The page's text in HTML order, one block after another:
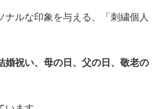
ナルな印象を与える、「刺繍個人
婚祝い、母の日、父の日、敬老の